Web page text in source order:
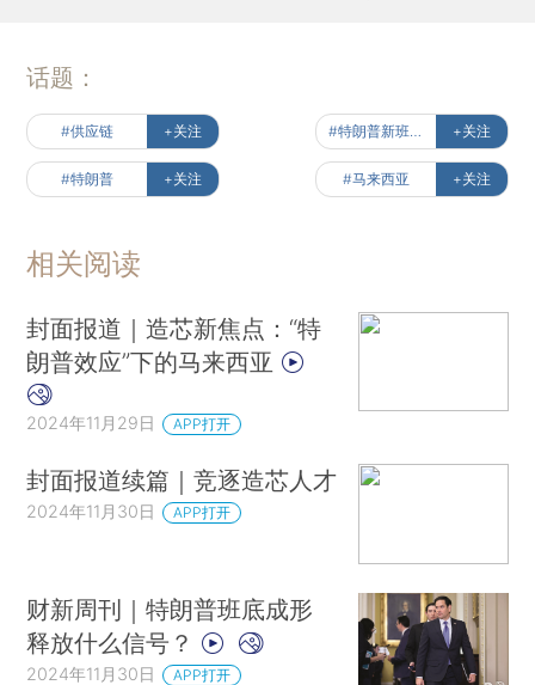
话题：
#供应链 +关注 +关注
#特朗普 +关注 #马来西亚 +关注
相关阅读
封面报道｜造芯新焦点：“特
朗普效应”下的马来西亚
2024年11月29日 APP打开
封面报道续篇｜竞逐造芯人才
2024年11月30日 APP打开
财新周刊｜特朗普班底成形
释放什么信号？
2024年11月30日 APP打开